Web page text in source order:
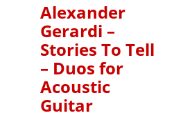
Alexander
Gerardi –
Stories To Tell
– Duos for
Acoustic
Guitar